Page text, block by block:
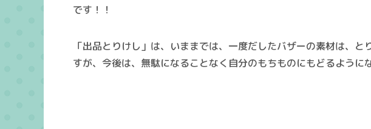
です！！
「出品とりけし 」は、いままでは、一度だしたバザーの素材は、 と
すが、今後は、無駄になることなく 自分のもちものにもどるように